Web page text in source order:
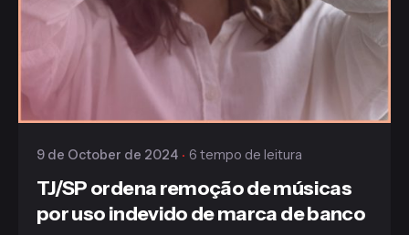
Gaiofato & Galvão
9 de October de 2024 6 tempo de leitura
TJ/SP ordena remoção de músicas
por uso indevido de marca de banco